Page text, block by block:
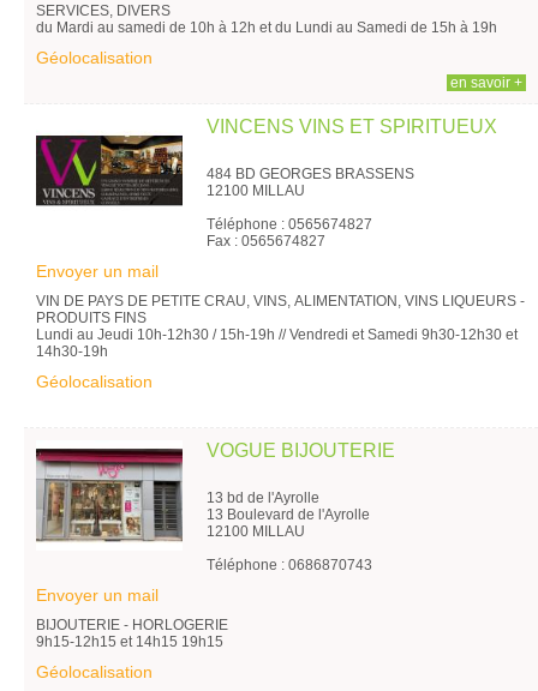
SERVICES, DIVERS
du Mardi au samedi de 10h à 12h et du Lundi au Samedi de 15h à 19h
Géolocalisation
en savoir +
VINCENS VINS ET SPIRITUEUX
484 BD GEORGES BRASSENS
12100 MILLAU
Téléphone : 0565674827
Fax : 0565674827
Envoyer un mail
VIN DE PAYS DE PETITE CRAU, VINS, ALIMENTATION, VINS LIQUEURS -
PRODUITS FINS
Lundi au Jeudi 10h-12h30 / 15h-19h // Vendredi et Samedi 9h30-12h30 et
14h30-19h
Géolocalisation
VOGUE BIJOUTERIE
13 bd de l'Ayrolle
13 Boulevard de l'Ayrolle
12100 MILLAU
Téléphone : 0686870743
Envoyer un mail
BIJOUTERIE - HORLOGERIE
9h15-12h15 et 14h15 19h15
Géolocalisation